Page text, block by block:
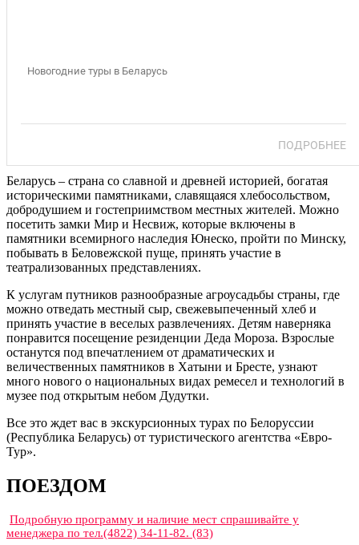
Новогодние туры в Беларусь
ПОДРОБНЕЕ
Беларусь – страна со славной и древней историей, богатая
историческими памятниками, славящаяся хлебосольством,
добродушием и гостеприимством местных жителей. Можно
посетить замки Мир и Несвиж, которые включены в
памятники всемирного наследия Юнеско, пройти по Минску,
побывать в Беловежской пуще, принять участие в
театрализованных представлениях.
К услугам путников разнообразные агроусадьбы страны, где
можно отведать местный сыр, свежевыпеченный хлеб и
принять участие в веселых развлечениях. Детям наверняка
понравится посещение резиденции Деда Мороза. Взрослые
останутся под впечатлением от драматических и
величественных памятников в Хатыни и Бресте, узнают
много нового о национальных видах ремесел и технологий в
музее под открытым небом Дудутки.
Все это ждет вас в экскурсионных турах по Белоруссии
(Республика Беларусь) от туристического агентства «Евро-
Тур».
ПОЕЗДОМ
Подробную программу и наличие мест спрашивайте у
менеджера по тел.(4822) 34-11-82. (83)